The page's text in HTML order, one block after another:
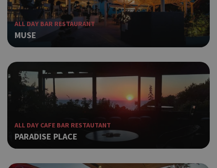
ALL DAY BAR RESTAURANT
MUSE
ALL DAY CAFE BAR RESTAUTANT
PARADISE PLACE